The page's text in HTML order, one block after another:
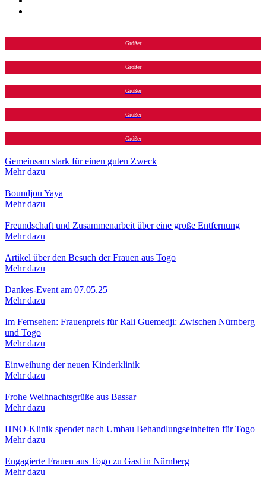
Größer
Größer
Größer
Größer
Größer
Gemeinsam stark für einen guten Zweck
Mehr dazu
Boundjou Yaya
Mehr dazu
Freundschaft und Zusammenarbeit über eine große Entfernung
Mehr dazu
Artikel über den Besuch der Frauen aus Togo
Mehr dazu
Dankes-Event am 07.05.25
Mehr dazu
Im Fernsehen: Frauenpreis für Rali Guemedji: Zwischen Nürnberg
und Togo
Mehr dazu
Einweihung der neuen Kinderklinik
Mehr dazu
Frohe Weihnachtsgrüße aus Bassar
Mehr dazu
HNO-Klinik spendet nach Umbau Behandlungseinheiten für Togo
Mehr dazu
Engagierte Frauen aus Togo zu Gast in Nürnberg
Mehr dazu